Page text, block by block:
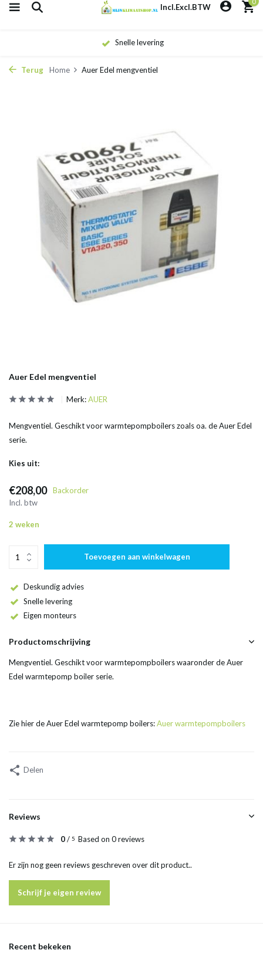
Incl.Excl.BTW
Snelle levering
Terug Home Auer Edel mengventiel
Auer Edel mengventiel
Merk:AUER
Mengventiel. Geschikt voor warmtepompboilers zoals oa. de Auer Edel
serie.
Kies uit:
€208,00
Backorder
Incl. btw
2 weken
Toevoegen aan winkelwagen
Deskundig advies
Snelle levering
Eigen monteurs
Productomschrijving
Mengventiel. Geschikt voor warmtepompboilers waaronder de Auer
Edel warmtepomp boiler serie.
Zie hier de Auer Edel warmtepomp boilers:Auer warmtepompboilers
Delen
Reviews
0/ 5 Based on 0 reviews
Er zijn nog geen reviews geschreven over dit product..
Schrijf je eigen review
Recent bekeken